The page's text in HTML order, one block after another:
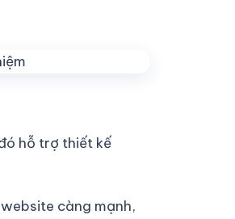
hỗ trợ thiết kế
càng mạnh,